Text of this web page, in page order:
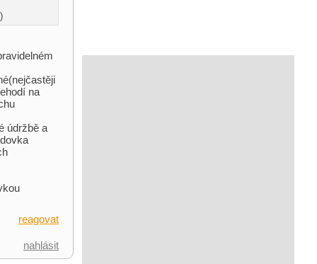
na
údržbě a
reagovat
nahlásit